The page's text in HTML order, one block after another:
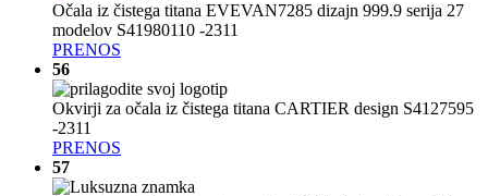
Očala iz čistega titana EVEVAN7285 dizajn 999.9 serija 27
modelov S41980110 -2311
PRENOS
56
Okvirji za očala iz čistega titana CARTIER design S4127595
-2311
PRENOS
57